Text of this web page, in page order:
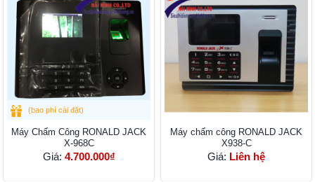
(bao phí cài đặt)
Máy Chấm Công RONALD JACK
X-968C
Giá: 4.700.000₫
Máy chấm công RONALD JACK
X938-C
Giá: Liên hệ